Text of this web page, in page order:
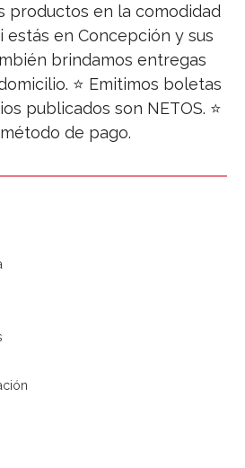
productos en la comodidad
estás en Concepción y sus
brindamos entregas
⭐ Emitimos boletas
publicados son NETOS. ⭐
de pago.